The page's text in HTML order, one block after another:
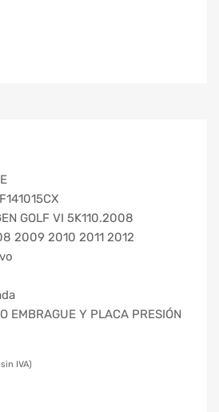
GOLF VI 5K110.2008
2009 2010 2011 2012
EMBRAGUE Y PLACA PRESIÓN